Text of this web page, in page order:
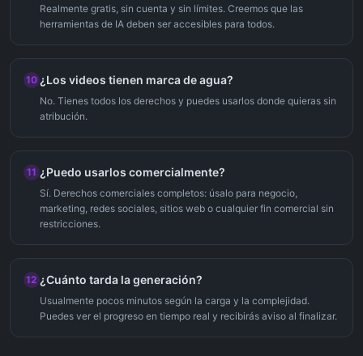
Realmente gratis, sin cuenta y sin límites. Creemos que las
herramientas de IA deben ser accesibles para todos.
10 ¿Los videos tienen marca de agua?
No. Tienes todos los derechos y puedes usarlos donde quieras sin
atribución.
11 ¿Puedo usarlos comercialmente?
Sí. Derechos comerciales completos: úsalo para negocio,
marketing, redes sociales, sitios web o cualquier fin comercial sin
restricciones.
12 ¿Cuánto tarda la generación?
Usualmente pocos minutos según la carga y la complejidad.
Puedes ver el progreso en tiempo real y recibirás aviso al finalizar.